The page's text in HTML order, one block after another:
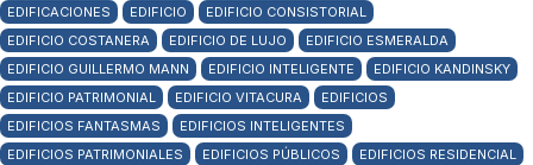
EDIFICACIONES
EDIFICIO
EDIFICIO CONSISTORIAL
EDIFICIO COSTANERA
EDIFICIO DE LUJO
EDIFICIO ESMERALDA
EDIFICIO GUILLERMO MANN
EDIFICIO INTELIGENTE
EDIFICIO KANDINSKY
EDIFICIO PATRIMONIAL
EDIFICIO VITACURA
EDIFICIOS
EDIFICIOS FANTASMAS
EDIFICIOS INTELIGENTES
EDIFICIOS PATRIMONIALES
EDIFICIOS PÚBLICOS
EDIFICIOS RESIDENCIAL